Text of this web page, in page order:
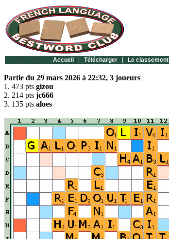
Accueil | Télécharger | Le classement
Partie du 29 mars 2026 à 22:32, 3 joueurs
1. 473 pts gizou
2. 214 pts jc666
3. 135 pts aloes